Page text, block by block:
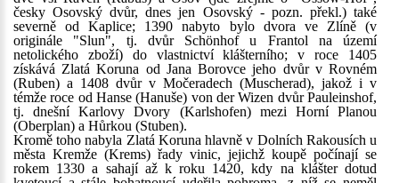
česky Osovský dvůr, dnes jen Osovský - pozn. překl.) také
severně od Kaplice; 1390 nabyto bylo dvora ve Zlíně (v
originále "Slun", tj. dvůr Schönhof u Frantol na území
netolického zboží) do vlastnictví klášterního; v roce 1405
získává Zlatá Koruna od Jana Borovce jeho dvůr v Rovném
(Ruben) a 1408 dvůr v Močeradech (Muscherad), jakož i v
témže roce od Hanse (Hanuše) von der Wizen dvůr Pauleinshof,
tj. dnešní Karlovy Dvory (Karlshofen) mezi Horní Planou
(Oberplan) a Hůrkou (Stuben).
Kromě toho nabyla Zlatá Koruna hlavně v Dolních Rakousích u
města Kremže (Krems) řady vinic, jejichž koupě počínají se
rokem 1330 a sahají až k roku 1420, kdy na klášter dotud